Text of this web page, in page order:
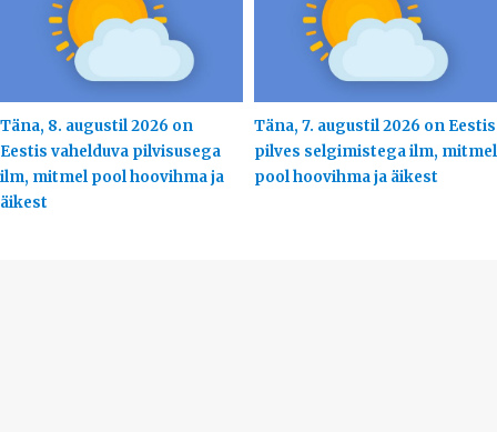
Täna, 8. augustil 2026 on
Eestis vahelduva pilvisusega
ilm, mitmel pool hoovihma ja
äikest
Täna, 7. augustil 2026 on Eestis
pilves selgimistega ilm, mitmel
pool hoovihma ja äikest